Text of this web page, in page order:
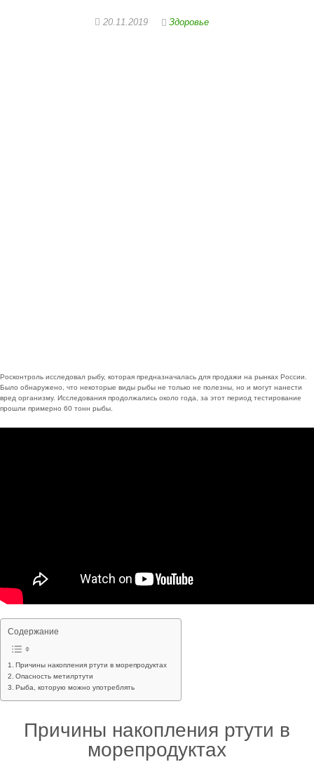
20.11.2019 Здоровье
Росконтроль исследовал рыбу, которая предназначалась для продажи на рынках России.
Было обнаружено, что некоторые виды рыбы не только не полезны, но и могут нанести
вред организму. Исследования продолжались около года, за этот период тестирование
прошли примерно 60 тонн рыбы.
Содержание
Причины накопления ртути в морепродуктах
Опасность метилртути
Рыба, которую можно употреблять
Причины накопления ртути в
морепродуктах